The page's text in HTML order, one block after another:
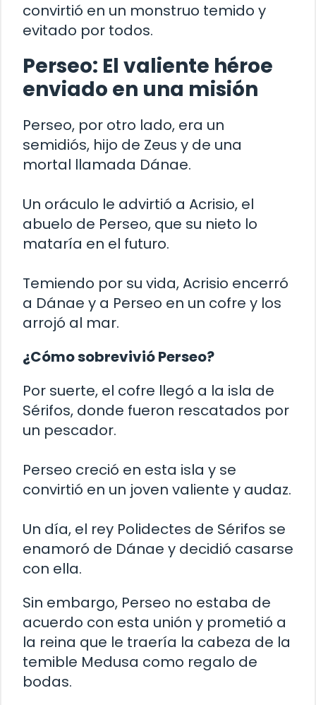
convirtió en un monstruo temido y
evitado por todos.
Perseo: El valiente héroe
enviado en una misión
Perseo, por otro lado, era un
semidiós, hijo de Zeus y de una
mortal llamada Dánae.
Un oráculo le advirtió a Acrisio, el
abuelo de Perseo, que su nieto lo
mataría en el futuro.
Temiendo por su vida, Acrisio encerró
a Dánae y a Perseo en un cofre y los
arrojó al mar.
¿Cómo sobrevivió Perseo?
Por suerte, el cofre llegó a la isla de
Sérifos, donde fueron rescatados por
un pescador.
Perseo creció en esta isla y se
convirtió en un joven valiente y audaz.
Un día, el rey Polidectes de Sérifos se
enamoró de Dánae y decidió casarse
con ella.
Sin embargo, Perseo no estaba de
acuerdo con esta unión y prometió a
la reina que le traería la cabeza de la
temible Medusa como regalo de
bodas.